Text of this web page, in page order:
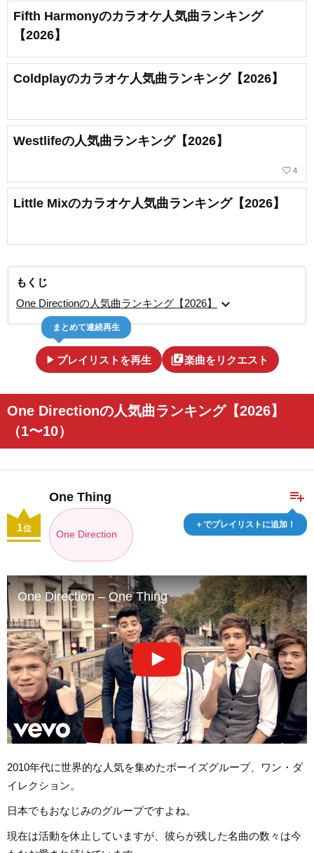
Fifth Harmonyのカラオケ人気曲ランキング
【2026】
Coldplayのカラオケ人気曲ランキング【2026】
Westlifeの人気曲ランキング【2026】
favorite_border 4
Little Mixのカラオケ人気曲ランキング【2026】
もくじ
One Directionの人気曲ランキング【2026】
expand_more
play_arrow プレイリストを再生
まとめて連続再生
library_music楽曲をリクエスト
One Directionの人気曲ランキング【2026】
（1〜10）
playlist_add
＋でプレイリストに追加！
One Thing
One Direction
1位
One Direction – One Thing
2010年代に世界的な人気を集めたボーイズグループ、ワン・ダ
イレクション。
日本でもおなじみのグループですよね。
現在は活動を休止していますが、彼らが残した名曲の数々は今